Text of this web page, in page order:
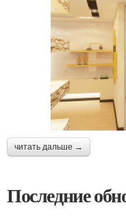
читать дальше →
Последние